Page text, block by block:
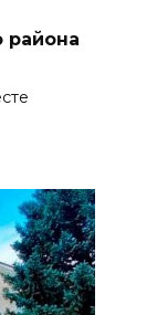
района